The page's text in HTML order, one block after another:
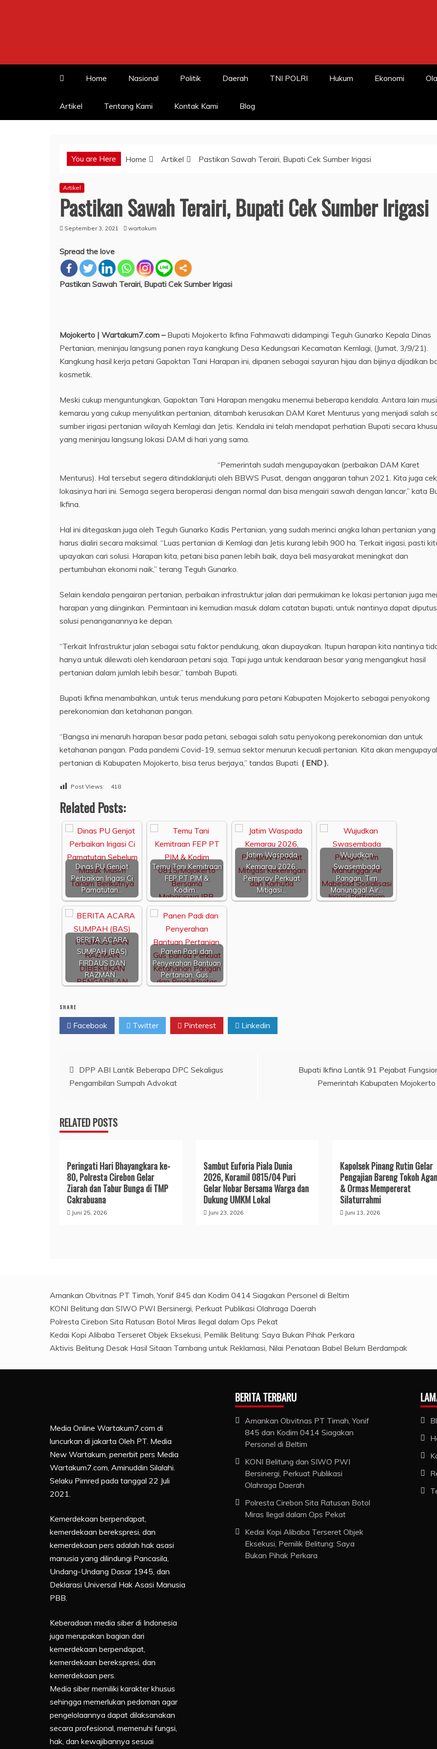
Home Nasional Politik Daerah TNI POLRI Hukum Ekonomi
Artikel Tentang Kami Kontak Kami Blog
You are Here Home Artikel Pastikan Sawah Terairi, Bupati Cek Sumber Irigasi
Artikel
Pastikan Sawah Terairi, Bupati Cek Sumber Irigasi
September 3, 2021 wartakum
Spread the love
Pastikan Sawah Terairi, Bupati Cek Sumber Irigasi
Mojokerto | Wartakum7.com –Bupati Mojokerto Ikfina Fahmawati didampingi Teguh Gunarko Kepala Dinas
Pertanian, meninjau langsung panen raya kangkung Desa Kedungsari Kecamatan Kemlagi, (Jumat, 3/9/21).
Kangkung hasil kerja petani Gapoktan Tani Harapan ini, dipanen sebagai sayuran hijau dan bijinya dijadikan
kosmetik.
Meski cukup menguntungkan, Gapoktan Tani Harapan mengaku menemui beberapa kendala. Antara lain
kemarau yang cukup menyulitkan pertanian, ditambah kerusakan DAM Karet Menturus yang menjadi salah
sumber irigasi pertanian wilayah Kemlagi dan Jetis. Kendala ini telah mendapat perhatian Bupati secara
yang meninjau langsung lokasi DAM di hari yang sama.
“Pemerintah sudah mengupayakan (perbaikan DAM Karet
Menturus). Hal tersebut segera ditindaklanjuti oleh BBWS Pusat, dengan anggaran tahun 2021. Kita juga cek
lokasinya hari ini. Semoga segera beroperasi dengan normal dan bisa mengairi sawah dengan lancar,” kata
Ikfina.
Hal ini ditegaskan juga oleh Teguh Gunarko Kadis Pertanian, yang sudah merinci angka lahan pertanian yang
harus dialiri secara maksimal. “Luas pertanian di Kemlagi dan Jetis kurang lebih 900 ha. Terkait irigasi, pasti
upayakan cari solusi. Harapan kita, petani bisa panen lebih baik, daya beli masyarakat meningkat dan
pertumbuhan ekonomi naik,” terang Teguh Gunarko.
Selain kendala pengairan pertanian, perbaikan infrastruktur jalan dari permukiman ke lokasi pertanian juga
harapan yang diinginkan. Permintaan ini kemudian masuk dalam catatan bupati, untuk nantinya dapat
solusi penanganannya ke depan.
“Terkait Infrastruktur jalan sebagai satu faktor pendukung, akan diupayakan. Itupun harapan kita nantinya
hanya untuk dilewati oleh kendaraan petani saja. Tapi juga untuk kendaraan besar yang mengangkut hasil
pertanian dalam jumlah lebih besar,” tambah Bupati.
Bupati Ikfina menambahkan, untuk terus mendukung para petani Kabupaten Mojokerto sebagai penyokong
perekonomian dan ketahanan pangan.
“Bangsa ini menaruh harapan besar pada petani, sebagai salah satu penyokong perekonomian dan untuk
ketahanan pangan. Pada pandemi Covid-19, semua sektor menurun kecuali pertanian. Kita akan
pertanian di Kabupaten Mojokerto, bisa terus berjaya,” tandas Bupati. ( END ).
Post Views: 418
Related Posts:
Dinas PU Genjot
Perbaikan Irigasi Ci
Pamatutan…
Temu Tani Kemitraan
FEP PT PIM &
Kodim…
Jatim Waspada
Kemarau 2026,
Pemprov Perkuat
Mitigasi…
Wujudkan
Swasembada
Pangan, Tim
Manunggal Air…
BERITA ACARA
SUMPAH (BAS)
FIRDAUS DAN
RAZMAN…
Panen Padi dan
Penyerahan Bantuan
Pertanian, Gus…
SHARE
Facebook Twitter Pinterest Linkedin
Navigasi
pos
DPP ABI Lantik Beberapa DPC Sekaligus
Pengambilan Sumpah Advokat
Bupati Ikfina Lantik 91 Pejabat
Pemerintah Kabupaten Mojokerto
RELATED POSTS
Peringati Hari Bhayangkara ke-
80, Polresta Cirebon Gelar
Ziarah dan Tabur Bunga di TMP
Cakrabuana
Juni 25, 2026
Sambut Euforia Piala Dunia
2026, Koramil 0815/04 Puri
Gelar Nobar Bersama Warga dan
Dukung UMKM Lokal
Juni 23, 2026
Kapolsek Pinang Rutin Gelar
Pengajian Bareng Tokoh
& Ormas Mempererat
Silaturrahmi
Juni 13, 2026
Amankan Obvitnas PT Timah, Yonif 845 dan Kodim 0414 Siagakan Personel di Beltim
KONI Belitung dan SIWO PWI Bersinergi, Perkuat Publikasi Olahraga Daerah
Polresta Cirebon Sita Ratusan Botol Miras Ilegal dalam Ops Pekat
Kedai Kopi Alibaba Terseret Objek Eksekusi, Pemilik Belitung: Saya Bukan Pihak Perkara
Aktivis Belitung Desak Hasil Sitaan Tambang untuk Reklamasi, Nilai Penataan Babel Belum Berdampak
Media Online Wartakum7.com di
luncurkan di jakarta Oleh PT. Media
New Wartakum, penerbit pers Media
Wartakum7.com, Aminuddin Silalahi.
Selaku Pimred pada tanggal 22 Juli
2021.
Kemerdekaan berpendapat,
kemerdekaan berekspresi, dan
kemerdekaan pers adalah hak asasi
manusia yang dilindungi Pancasila,
Undang-Undang Dasar 1945, dan
Deklarasi Universal Hak Asasi Manusia
PBB.
Keberadaan media siber di Indonesia
juga merupakan bagian dari
kemerdekaan berpendapat,
kemerdekaan berekspresi, dan
kemerdekaan pers.
Media siber memiliki karakter khusus
sehingga memerlukan pedoman agar
pengelolaannya dapat dilaksanakan
secara profesional, memenuhi fungsi,
hak, dan kewajibannya sesuai
BERITA TERBARU
Amankan Obvitnas PT Timah, Yonif
845 dan Kodim 0414 Siagakan
Personel di Beltim
KONI Belitung dan SIWO PWI
Bersinergi, Perkuat Publikasi
Olahraga Daerah
Polresta Cirebon Sita Ratusan Botol
Miras Ilegal dalam Ops Pekat
Kedai Kopi Alibaba Terseret Objek
Eksekusi, Pemilik Belitung: Saya
Bukan Pihak Perkara